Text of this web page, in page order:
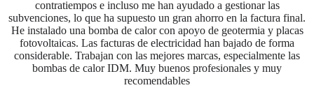
contratiempos e incluso me han ayudado a gestionar las
subvenciones, lo que ha supuesto un gran ahorro en la factura final.
He instalado una bomba de calor con apoyo de geotermia y placas
fotovoltaicas. Las facturas de electricidad han bajado de forma
considerable. Trabajan con las mejores marcas, especialmente las
bombas de calor IDM. Muy buenos profesionales y muy
recomendables